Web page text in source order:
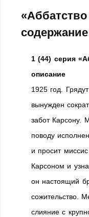
1 (44) серия
описание
1925 год.
вынужден
забот Карсону.
поводу
и просит
Карсоном и
он настоящий
сожительство.
слияние с